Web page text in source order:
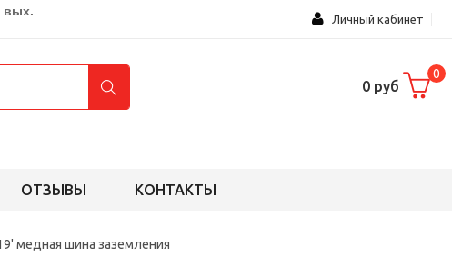
вых.
Личный кабинет
0 руб
0
ОТЗЫВЫ КОНТАКТЫ
медная шина заземления